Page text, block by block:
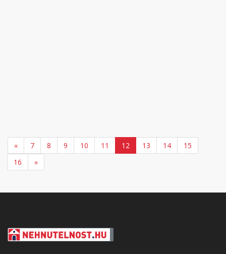
« 7 8 9 10 11 12 13 14
15
16
»